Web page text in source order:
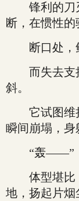
锋利的刀刃
断，在惯性的
断口处，鲜
而失去支撑
斜。
它试图维持
瞬间崩塌，身
“轰——”
体型堪比「
地，扬起片烟